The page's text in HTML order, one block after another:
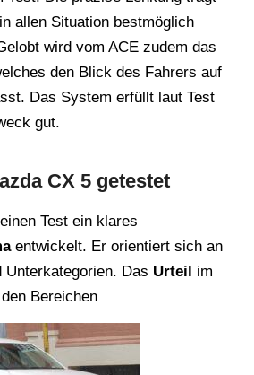
allen Situation bestmöglich
wird vom ACE zudem das
den Blick des Fahrers auf
Das System erfüllt laut Test
gut.
CX 5 getestet
Test ein klares
entwickelt. Er orientiert sich an
Unterkategorien. Das Urteil
im
Bereichen